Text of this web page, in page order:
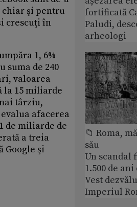
şi pentru
crescuţi în
1, 6%
suma de 240
valoarea
la 15 miliarde
târziu,
afacerea
de miliarde de
a treia
Google şi
fortificată
Paludi,
arheologi
📁 Roma,
său
Un scandal
1.500 de
Vest
Imperiul